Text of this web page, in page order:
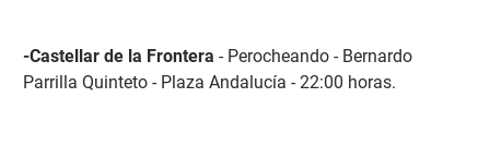
-Castellar de la Frontera - Perocheando - Bernardo
Parrilla Quinteto - Plaza Andalucía - 22:00 horas.